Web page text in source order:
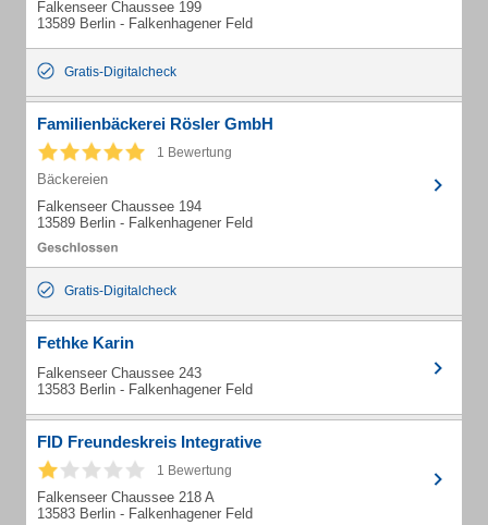
Falkenseer Chaussee 199
13589 Berlin - Falkenhagener Feld
Gratis-Digitalcheck
Familienbäckerei Rösler GmbH
1 Bewertung
Bäckereien
Falkenseer Chaussee 194
13589 Berlin - Falkenhagener Feld
Gratis-Digitalcheck
Fethke Karin
Falkenseer Chaussee 243
13583 Berlin - Falkenhagener Feld
FID Freundeskreis Integrative
1 Bewertung
Falkenseer Chaussee 218 A
13583 Berlin - Falkenhagener Feld